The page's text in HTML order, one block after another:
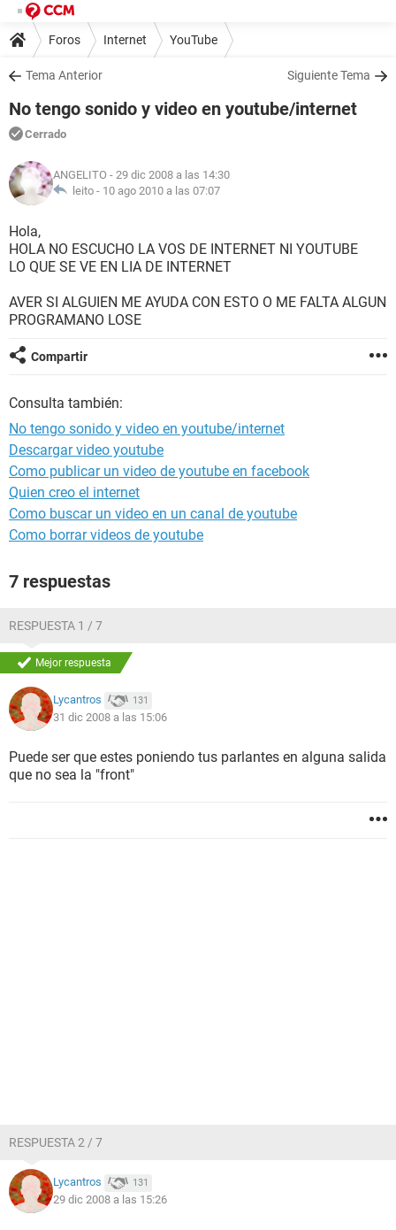
Foros Internet YouTube
Tema Anterior Siguiente Tema
No tengo sonido y video en youtube/internet
Cerrado
ANGELITO - 29 dic 2008 a las 14:30
leito - 10 ago 2010 a las 07:07
Hola,
HOLA NO ESCUCHO LA VOS DE INTERNET NI YOUTUBE
LO QUE SE VE EN LIA DE INTERNET
AVER SI ALGUIEN ME AYUDA CON ESTO O ME FALTA ALGUN
PROGRAMANO LOSE
Compartir
Consulta también:
No tengo sonido y video en youtube/internet
Descargar video youtube
Como publicar un video de youtube en facebook
Quien creo el internet
Como buscar un video en un canal de youtube
Como borrar videos de youtube
7 respuestas
RESPUESTA 1 / 7
Mejor respuesta
Lycantros 131
31 dic 2008 a las 15:06
Puede ser que estes poniendo tus parlantes en alguna salida
que no sea la "front"
RESPUESTA 2 / 7
Lycantros 131
29 dic 2008 a las 15:26